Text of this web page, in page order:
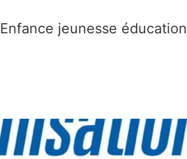
Enfance jeunesse éducation